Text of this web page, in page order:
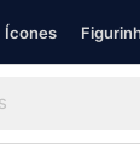
Ícones